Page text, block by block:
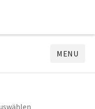
MENU